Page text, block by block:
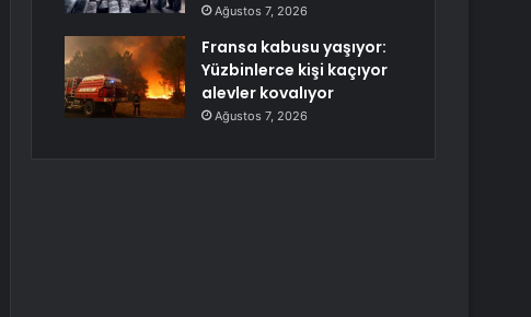
Ağustos 7, 2026
Fransa kabusu yaşıyor:
Yüzbinlerce kişi kaçıyor
alevler kovalıyor
Ağustos 7, 2026